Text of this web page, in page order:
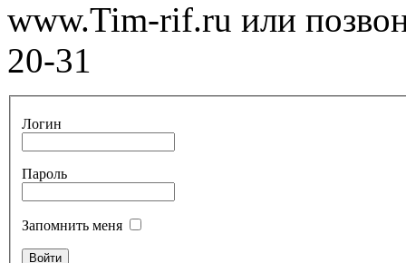
www.Tim-rif.ru или
20-31
Логин
Пароль
Запомнить меня